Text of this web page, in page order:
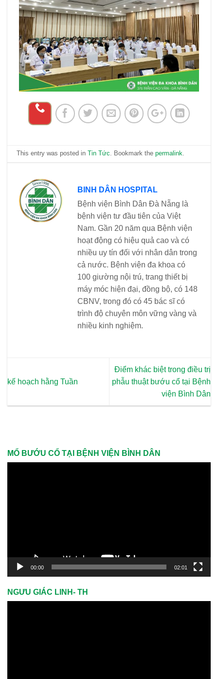
This entry was posted inTin Tức . Bookmark thepermalink
BINH DÂN HOSPITAL
Bệnh viện Bình Dân Đà Nẵng là
bệnh viện tư đầu tiên của Việt
Nam. Gần 20 năm qua Bệnh viện
hoạt động có hiệu quả cao và có
nhiều uy tín đối với nhân dân trong
cả nước. Bệnh viện đa khoa có
100 giường nội trú, trang thiết bị
máy móc hiện đại, đồng bộ, có 148
CBNV, trong đó có 45 bác sĩ có
trình độ chuyên môn vững vàng và
nhiều kinh nghiệm.
kế hoạch hằng Tuần
Điểm khác biệt trong điều trị
phẫu thuật bướu cổ tại Bệnh
viện Bình Dân
MỔ BƯỚU CỔ TẠI BỆNH VIỆN BÌNH DÂN
00:00 02:01
NGƯU GIÁC LINH- TH